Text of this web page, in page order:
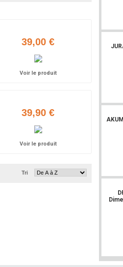
39,00 €
Voir le produit
39,90 €
Voir le produit
Tri